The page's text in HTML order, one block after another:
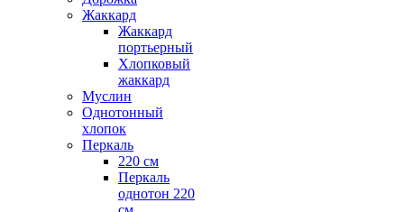
Жаккард
Жаккард
портьерный
Хлопковый
жаккард
Муслин
Однотонный
хлопок
Перкаль
220 см
Перкаль
однотон 220